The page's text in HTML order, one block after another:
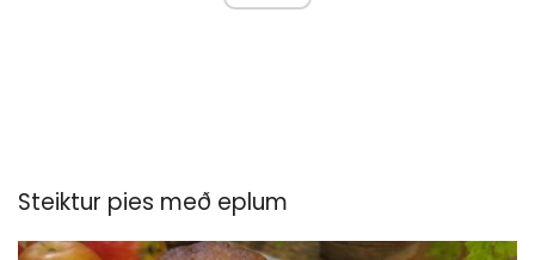
Steiktur pies með eplum